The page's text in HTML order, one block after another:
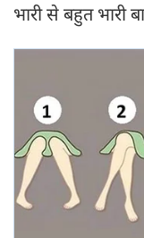
भारी से बहुत भारी